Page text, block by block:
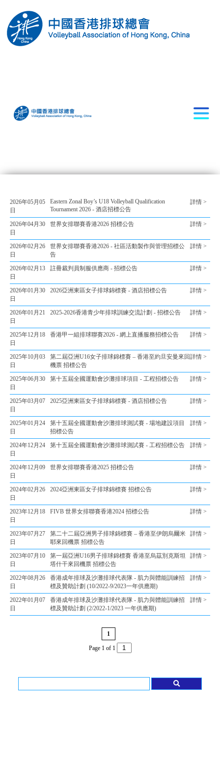
2026年05月05
日
Eastern Zonal Boy’s U18 Volleyball Qualification
Tournament 2026 - 酒店招標公告
詳情 >
2026年04月30
日
世界女排聯賽香港2026 招標公告 詳情 >
2026年02月26
日
世界女排聯賽香港2026 - 社區活動製作與管理招標公
告
詳情 >
2026年02月13
日
註冊裁判員制服供應商 - 招標公告 詳情 >
2026年01月30
日
2026亞洲東區女子排球錦標賽 - 酒店招標公告 詳情 >
2026年01月21
日
2025-2026香港青少年排球訓練交流計劃 - 招標公告 詳情 >
2025年12月18
日
香港甲一組排球聯賽2026 - 網上直播服務招標公告 詳情 >
2025年10月03
日
第二屆亞洲U16女子排球錦標賽 – 香港至約旦安曼來回
機票 招標公告
詳情 >
2025年06月30
日
第十五屆全國運動會沙灘排球項目 - 工程招標公告 詳情 >
2025年03月07
日
2025亞洲東區女子排球錦標賽 - 酒店招標公告 詳情 >
2025年01月24
日
第十五屆全國運動會沙灘排球測試賽 - 場地建設項目
招標公告
詳情 >
2024年12月24
日
第十五屆全國運動會沙灘排球測試賽 - 工程招標公告 詳情 >
2024年12月09
日
世界女排聯賽香港2025 招標公告 詳情 >
2024年02月26
日
2024亞洲東區女子排球錦標賽 招標公告 詳情 >
2023年12月18
日
FIVB 世界女排聯賽香港2024 招標公告 詳情 >
2023年07月27
日
第二十二屆亞洲男子排球錦標賽 – 香港至伊朗烏爾米
耶來回機票 招標公告
詳情 >
2023年07月10
日
第一屆亞洲U16男子排球錦標賽 香港至烏茲別克斯坦
塔什干來回機票 招標公告
詳情 >
2022年08月26
日
香港成年排球及沙灘排球代表隊 - 肌力與體能訓練招
標及贊助計劃 (10/2022-9/2023一年供應期)
詳情 >
2022年01月07
日
香港成年排球及沙灘排球代表隊 - 肌力與體能訓練招
標及贊助計劃 (2/2022-1/2023 一年供應期)
詳情 >
1
Page 1 of 1